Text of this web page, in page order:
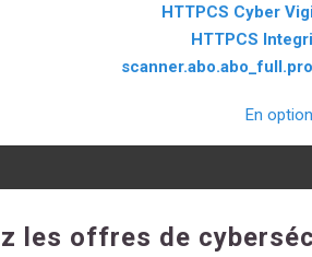
HTTPCS Cyber
HTTPCS
En option
les offres de